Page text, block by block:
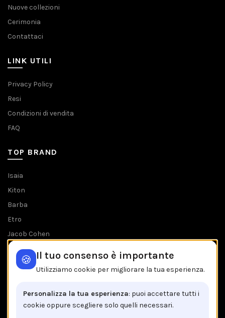
Nuove collezioni
Cerimonia
Contattaci
LINK UTILI
Privacy Policy
Resi
Condizioni di vendita
FAQ
TOP BRAND
Isaia
Kiton
Barba
Etro
Jacob Cohen
Tombolini
Tutti i brands
🍪 Il tuo consenso è importante
Utilizziamo cookie per migliorare la tua esperienza.
Personalizza la tua esperienza: puoi accettare tutti i
cookie oppure scegliere solo quelli necessari.